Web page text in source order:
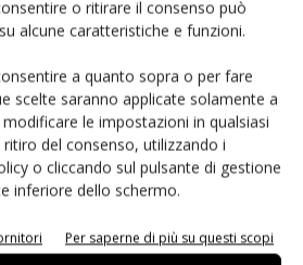
o ritirare il consenso può
alcune caratteristiche e funzioni.
a quanto sopra o per fare
scelte saranno applicate solamente a
le impostazioni in qualsiasi
del consenso, utilizzando i
o cliccando sul pulsante di gestione
inferiore dello schermo.
Per saperne di più su questi scopi
e sito web in questo browser per i